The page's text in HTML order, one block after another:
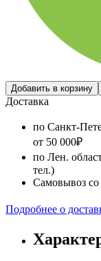
Доставка
по Санкт-
от 50 000₽
по Лен.
тел.)
Самовывоз со
Подробнее о